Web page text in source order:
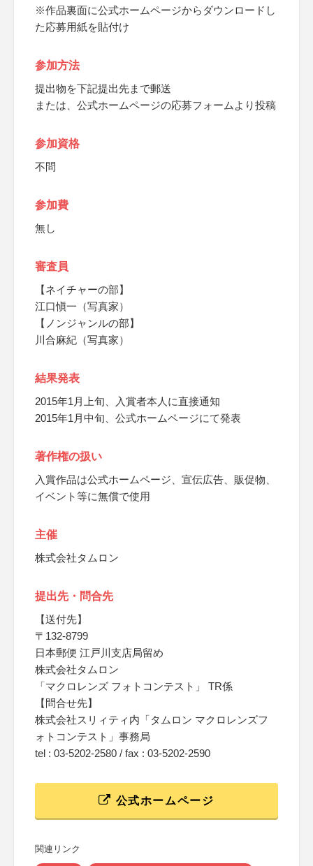
※作品裏面に公式ホームページからダウンロードし
た応募用紙を貼付け
参加方法
提出物を下記提出先まで郵送
または、公式ホームページの応募フォームより投稿
参加資格
不問
参加費
無し
審査員
【ネイチャーの部】
江口愼一（写真家）
【ノンジャンルの部】
川合麻紀（写真家）
結果発表
2015年1月上旬、入賞者本人に直接通知
2015年1月中旬、公式ホームページにて発表
著作権の扱い
入賞作品は公式ホームページ、宣伝広告、販促物、
イベント等に無償で使用
主催
株式会社タムロン
提出先・問合先
【送付先】
〒132-8799
日本郵便 江戸川支店局留め
株式会社タムロン
「マクロレンズ フォトコンテスト」 TR係
【問合せ先】
株式会社スリィティ内「タムロン マクロレンズフ
ォトコンテスト」事務局
tel : 03-5202-2580 / fax : 03-5202-2590
公式ホームページ
関連リンク